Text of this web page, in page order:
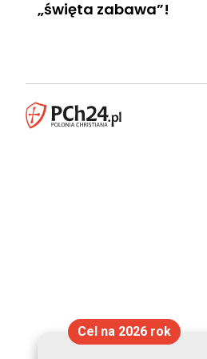
„święta zabawa”!
Cel na 2026 rok